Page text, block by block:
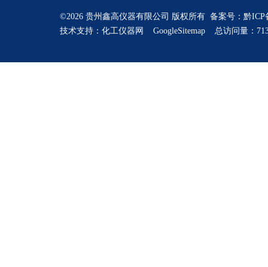
©2026 贵州鑫高仪器有限公司 版权所有 备案号： 黔ICP
技术支持： 化工仪器网 GoogleSitemap 总访问量：